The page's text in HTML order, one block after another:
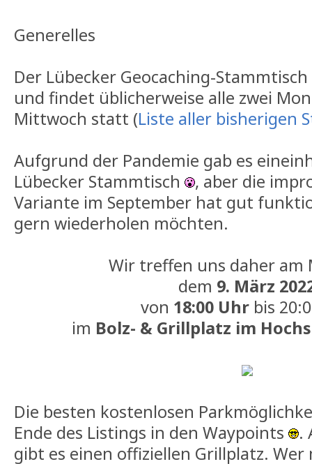
Generelles
Der Lübecker Geocaching-
und findet üblicherweise alle zwei
Mittwoch statt (Liste aller bisherigen
Aufgrund der Pandemie gab es
Lübecker Stammtisch
, aber die
Variante im September hat gut
gern wiederholen möchten.
Wir treffen uns daher am
dem 9. März
von 18:00 Uhr bis
im Bolz- & Grillplatz im
Die besten kostenlosen
Ende des Listings in den Waypoints
.
gibt es einen offiziellen Grillplatz.